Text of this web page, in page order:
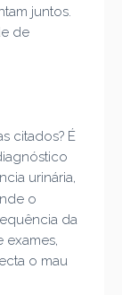
juntos.
de
citados? É
urinária,
o
da
exames,
o mau